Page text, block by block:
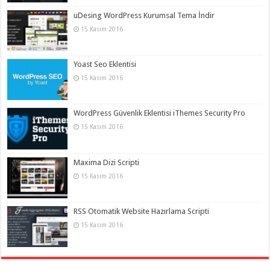
uDesing WordPress Kurumsal Tema İndir
15 Kasım 2016
Yoast Seo Eklentisi
15 Kasım 2016
WordPress Güvenlik Eklentisi iThemes Security Pro
15 Kasım 2016
Maxima Dizi Scripti
15 Kasım 2016
RSS Otomatik Website Hazırlama Scripti
15 Kasım 2016